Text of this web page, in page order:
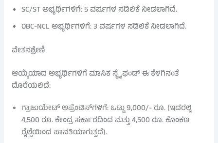
SC/ST ಅಭ್ಯರ್ಥಿಗಳಿಗೆ: 5 ವರ್ಷಗಳ ಸಡಿಲಿಕೆ ನೀಡಲಾಗಿದೆ.
OBC-NCL ಅಭ್ಯರ್ಥಿಗಳಿಗೆ: 3 ವರ್ಷಗಳ ಸಡಿಲಿಕೆ ನೀಡಲಾಗಿದೆ.
ವೇತನಶ್ರೇಣಿ
ಆಯ್ಕೆಯಾದ ಅಭ್ಯರ್ಥಿಗಳಿಗೆ ಮಾಸಿಕ ಸ್ಟೈಫಂಡ್ ಈ ಕೆಳಗಿನಂತೆ
ದೊರೆಯಲಿದೆ:
ಗ್ರಾಜುಯೇಟ್ ಅಪ್ರೆಂಟಿಸ್‌ಗಳಿಗೆ: ಒಟ್ಟು 9,000/- ರೂ. (ಇದರಲ್ಲಿ
4,500 ರೂ. ಕೇಂದ್ರ ಸರ್ಕಾರದಿಂದ ಮತ್ತು 4,500 ರೂ. ಕೊಂಕಣ
ರೈಲ್ವೆಯಿಂದ ಪಾವತಿಯಾಗುತ್ತದೆ).